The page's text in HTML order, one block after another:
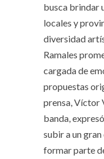
busca brindar
locales y
diversidad
Ramales
cargada de
propuestas
prensa, Víctor
banda,
subir a un
formar parte